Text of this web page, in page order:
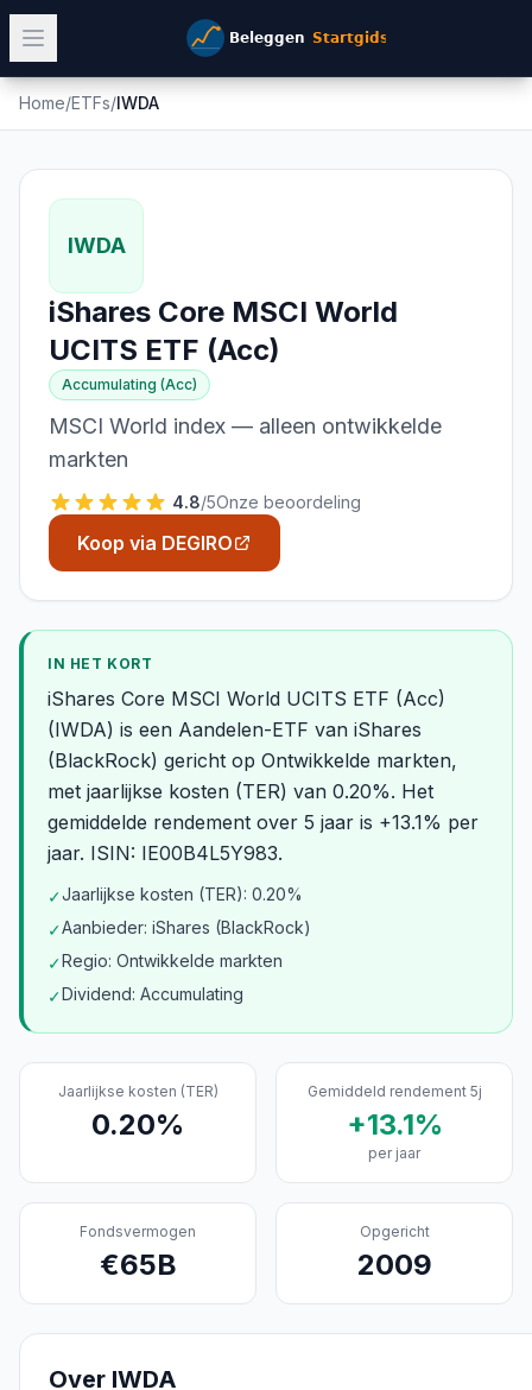
Home/ETFs/IWDA
IWDA
iShares Core MSCI World
UCITS ETF (Acc)
Accumulating (Acc)
MSCI World index — alleen ontwikkelde
markten
4.8/5Onze beoordeling
Koop via DEGIRO
IN HET KORT
iShares Core MSCI World UCITS ETF (Acc)
(IWDA) is een Aandelen-ETF van iShares
(BlackRock) gericht op Ontwikkelde markten,
met jaarlijkse kosten (TER) van 0.20%. Het
gemiddelde rendement over 5 jaar is +13.1% per
jaar. ISIN: IE00B4L5Y983.
✓Jaarlijkse kosten (TER): 0.20%
✓Aanbieder: iShares (BlackRock)
✓Regio: Ontwikkelde markten
✓Dividend: Accumulating
Jaarlijkse kosten (TER)
0.20%
Gemiddeld rendement 5j
+13.1%
per jaar
Fondsvermogen
€65B
Opgericht
2009
Over IWDA